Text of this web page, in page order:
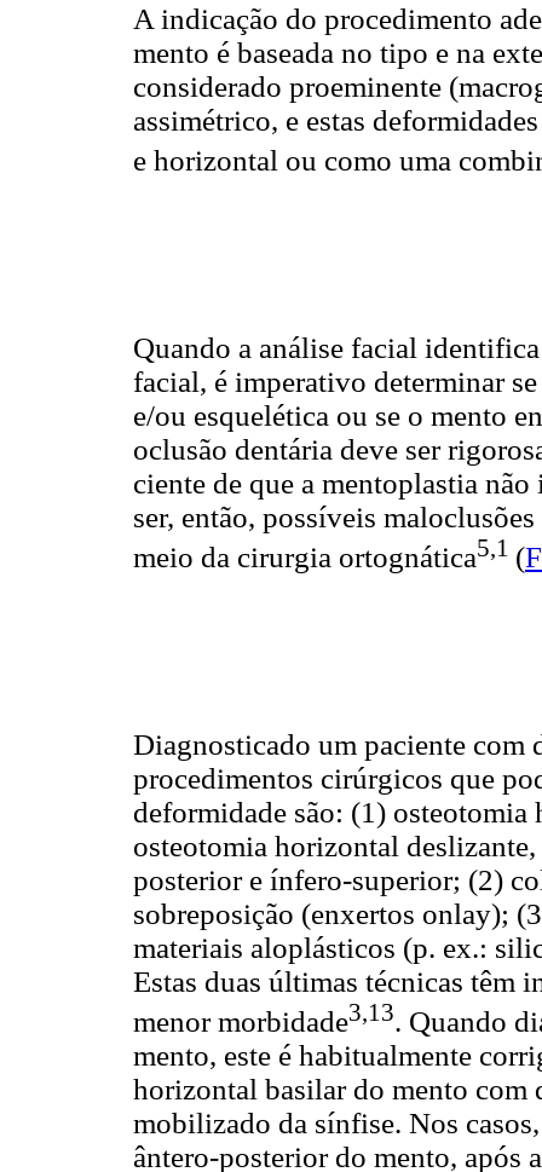
A indicação do procedimento
mento é baseada no tipo e na
considerado proeminente
assimétrico, e estas
e horizontal ou como uma
Quando a análise facial
facial, é imperativo determinar
e/ou esquelética ou se o mento
oclusão dentária deve ser
ciente de que a mentoplastia
ser, então, possíveis
meio da cirurgia ortognática5,1 (
Diagnosticado um paciente com
procedimentos cirúrgicos que
deformidade são: (1)
osteotomia horizontal
posterior e ínfero-superior; (2)
sobreposição (enxertos onlay);
materiais aloplásticos (p. ex.:
Estas duas últimas técnicas têm
menor morbidade3,13. Quando
mento, este é habitualmente
horizontal basilar do mento com
mobilizado da sínfise. Nos
ântero-posterior do mento, após